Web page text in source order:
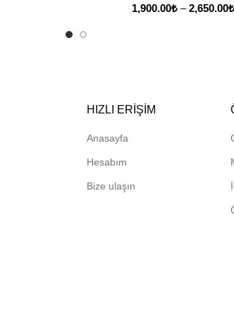
1,900.00₺ –2,650.00₺
HIZLI ERIŞIM
Anasayfa
Hesabım
Bize ulaşın